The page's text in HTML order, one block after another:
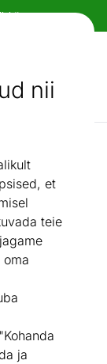
nii
et
teie
ja
AI otsing